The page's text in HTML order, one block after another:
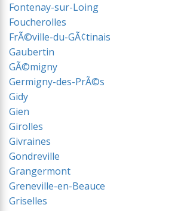
Fontenay-sur-Loing
Foucherolles
FrÃ©ville-du-GÃ¢tinais
Gaubertin
GÃ©migny
Germigny-des-PrÃ©s
Gidy
Gien
Girolles
Givraines
Gondreville
Grangermont
Greneville-en-Beauce
Griselles